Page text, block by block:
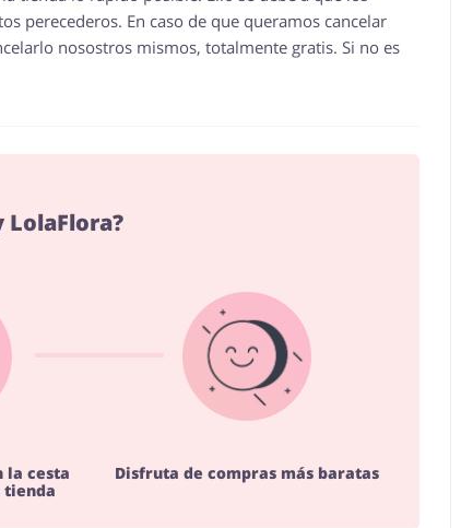
perecederos. En caso de que queramos cancelar
nosostros mismos, totalmente gratis. Si no es
LolaFlora?
la cesta
tienda
Disfruta de compras más baratas